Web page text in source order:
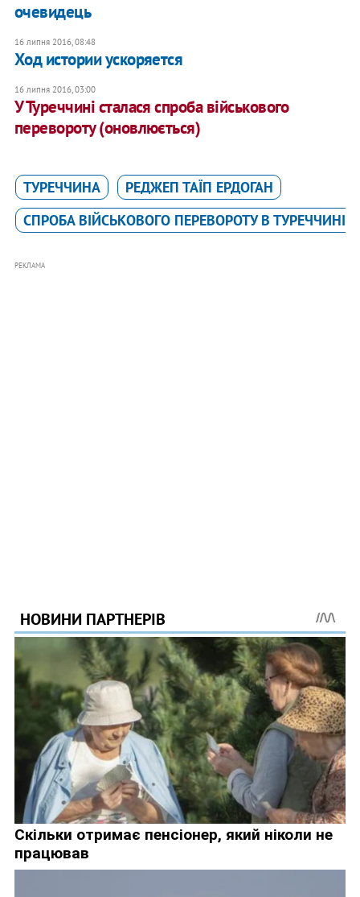
очевидець
16 липня 2016, 08:48
Ход истории ускоряется
16 липня 2016, 03:00
У Туреччині сталася спроба військового
перевороту (оновлюється)
ТУРЕЧЧИНА
РЕДЖЕП ТАЇП ЕРДОГАН
СПРОБА ВІЙСЬКОВОГО ПЕРЕВОРОТУ В ТУРЕЧЧИНІ
РЕКЛАМА